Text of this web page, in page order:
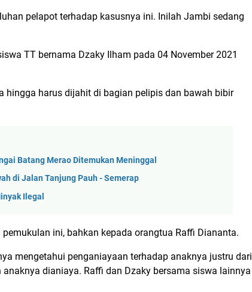
pelapot terhadap kasusnya ini. Inilah Jambi sedang
TT bernama Dzaky Ilham pada 04 November 2021
hingga harus dijahit di bagian pelipis dan bawah bibir
Batang Merao Ditemukan Meninggal
di Jalan Tanjung Pauh - Semerap
Ilegal
ini, bahkan kepada orangtua Raffi Diananta.
mengetahui penganiayaan terhadap anaknya justru dari
dianiaya. Raffi dan Dzaky bersama siswa lainnya